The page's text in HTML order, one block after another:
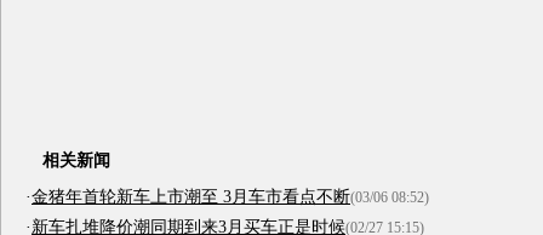
相关新闻
·金猪年首轮新车上市潮至 3月车市看点不断(03/06 08:52)
·新车扎堆降价潮同期到来3月买车正是时候(02/27 15:15)